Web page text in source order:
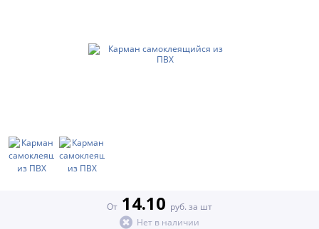
От 14.10 руб. за шт
Нет в наличии